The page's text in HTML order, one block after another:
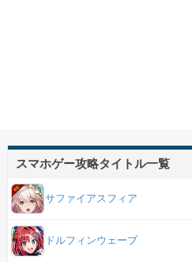
スマホゲー攻略タイトル一覧
サファイアスフィア
ドルフィンウェーブ